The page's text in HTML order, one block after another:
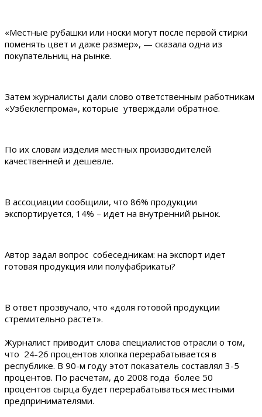
«Местные рубашки или носки могут после первой стирки
поменять цвет и даже размер», — сказала одна из
покупательниц на рынке.
Затем журналисты дали слово ответственным работникам
«Узбеклегпрома», которые утверждали обратное.
По их словам изделия местных производителей
качественней и дешевле.
В ассоциации сообщили, что 86% продукции
экспортируется, 14% – идет на внутренний рынок.
Автор задал вопрос собеседникам: на экспорт идет
готовая продукция или полуфабрикаты?
В ответ прозвучало, что «доля готовой продукции
стремительно растет».
Журналист приводит слова специалистов отрасли о том,
что 24-26 процентов хлопка перерабатывается в
республике. В 90-м году этот показатель составлял 3-5
процентов. По расчетам, до 2008 года более 50
процентов сырца будет перерабатываться местными
предпринимателями.